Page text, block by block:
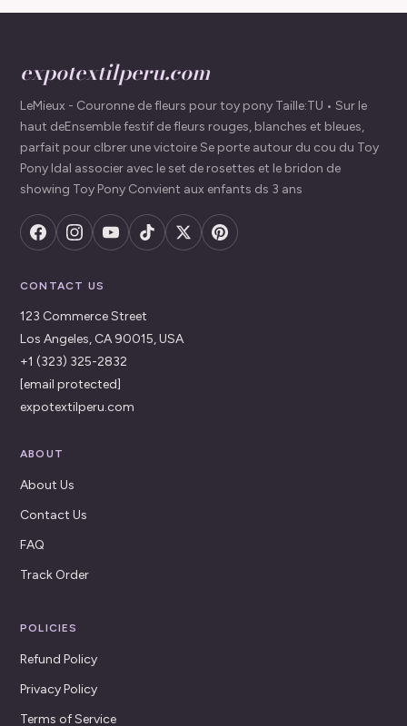
expotextilperu.com
LeMieux - Couronne de fleurs pour toy pony Taille:TU • Sur le
haut deEnsemble festif de fleurs rouges, blanches et bleues,
parfait pour clbrer une victoire Se porte autour du cou du Toy
Pony Idal associer avec le set de rosettes et le bridon de
showing Toy Pony Convient aux enfants ds 3 ans
CONTACT US
123 Commerce Street
Los Angeles, CA 90015, USA
+1 (323) 325-2832
[email protected]
expotextilperu.com
ABOUT
About Us
Contact Us
FAQ
Track Order
POLICIES
Refund Policy
Privacy Policy
Terms of Service